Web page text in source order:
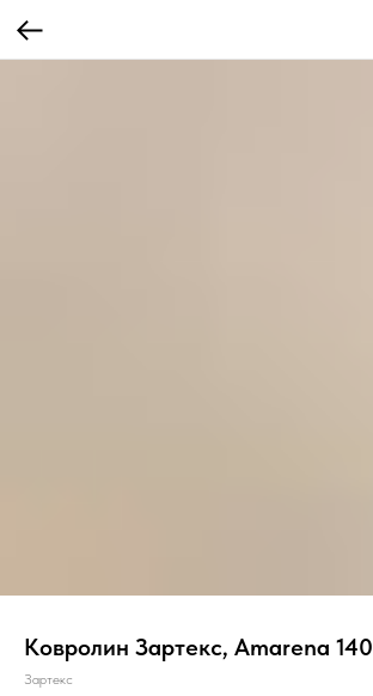
Ковролин Зартекс, Amarena 140
Зартекс